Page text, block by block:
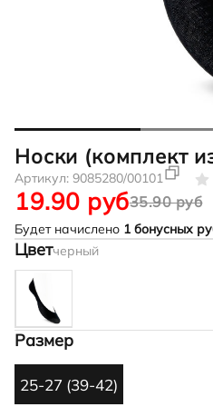
Носки (комплект
Артикул: 9085280/00101
35.90 руб
19.90 руб
Будет начислено 1 бонусных
Цветчерный
Размер
25-27 (39-42)